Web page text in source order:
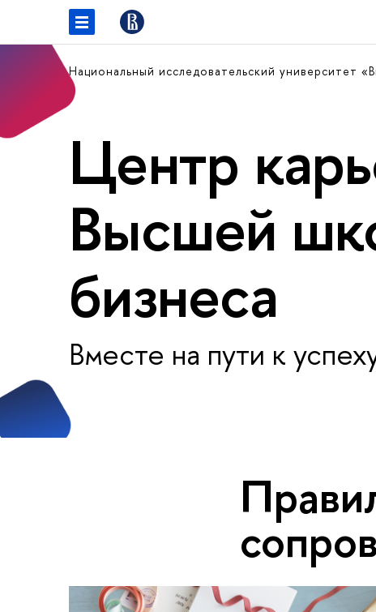
Национальный исследовательский университет
Центр
Высшей
бизнеса
Вместе на пути к